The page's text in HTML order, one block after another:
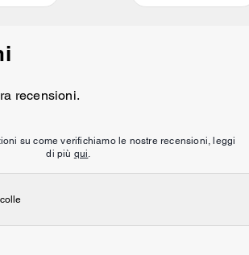
recensioni.
su come verifichiamo le nostre recensioni, leggi
di più qui